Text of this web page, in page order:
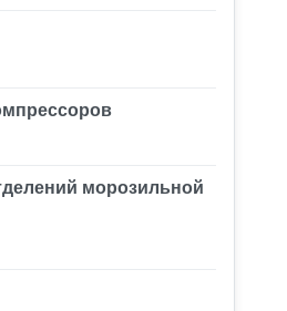
морозильной